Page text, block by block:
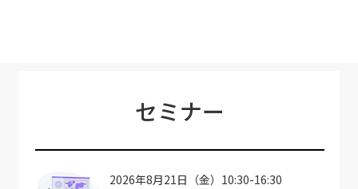
セミナー
2026年8月21日（金）10:30-16:30